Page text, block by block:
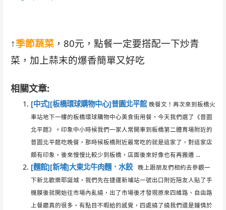
↑季節蔬菜，80元，點餐一定要搭配一下炒青
菜，加上蒜末的爆香簡單又好吃
相關文章:
[中式][板橋環球購物中心]普園北平館 晚餐文！再次來到板橋火
車站地下一樓的板橋環球購物中心美食街用餐，今天我們選了《普園
北平館》。印象中小時候我們一家人常開車到板橋第二體育場附近的
普園北平館吃晚餐，那時候板橋附近最常吃的就是這家了，對這家店
頗有印象，後來慢慢比較少到板橋，店面後來好像也有再搬遷 ...
[麵館][新埔]大東北牛肉麵．水餃
晚上跟朋友們相約去參觀一
下新北歡樂耶誕城，我們先在捷運新埔站一號出口附近陪友人貼了手
機膜後就開始往市場內亂繞，出了市場後才發現原來四維路、自由路
上餐廳真的很多，有點目不暇給的感覺，四處繞了繞我們還是鍾情於